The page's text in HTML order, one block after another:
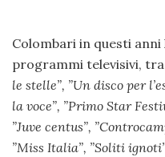
Colombari in questi
programmi televisivi, tra
le stelle”, ”Un disco per
la voce”, ”Primo Star
”Juve centus”, ”
”Miss Italia”, ”Soliti